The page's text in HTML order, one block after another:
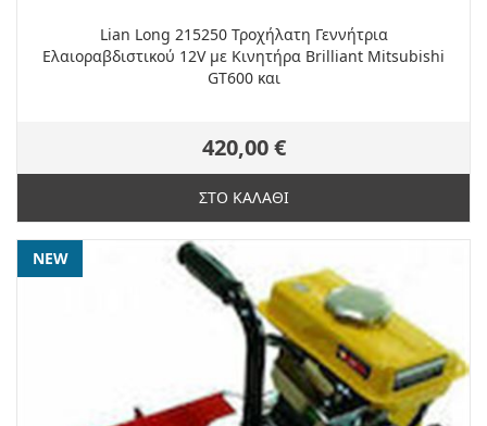
Lian Long 215250 Τροχήλατη Γεννήτρια
Ελαιοραβδιστικού 12V με Κινητήρα Brilliant Mitsubishi
GT600 και
420,00 €
ΣΤΟ ΚΑΛΑΘΙ
NEW